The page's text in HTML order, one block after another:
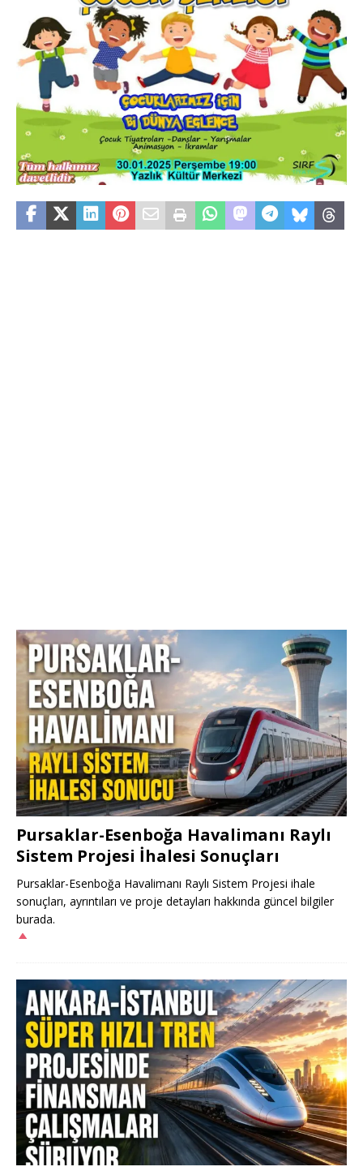
Pursaklar-Esenboğa Havalimanı Raylı
Sistem Projesi İhalesi Sonuçları
Pursaklar-Esenboğa Havalimanı Raylı Sistem Projesi ihale
sonuçları, ayrıntıları ve proje detayları hakkında güncel bilgiler
burada.